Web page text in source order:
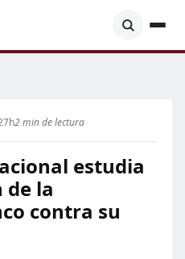
2 min de lectura
estudia
la
contra su